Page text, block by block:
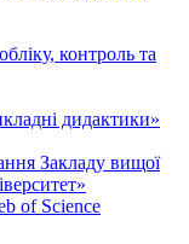
контроль та
дидактики»
Закладу вищої
of Science